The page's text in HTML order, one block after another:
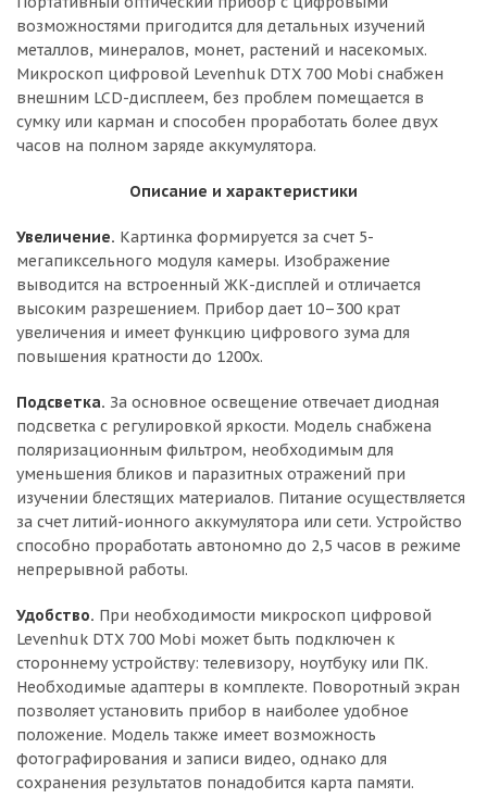
возможностями пригодится для детальных изучений
металлов, минералов, монет, растений и насекомых.
Микроскоп цифровой Levenhuk DTX 700 Mobi снабжен
внешним LCD-дисплеем, без проблем помещается в
сумку или карман и способен проработать более двух
часов на полном заряде аккумулятора.
Описание и характеристики
Увеличение. Картинка формируется за счет 5-
мегапиксельного модуля камеры. Изображение
выводится на встроенный ЖК-дисплей и отличается
высоким разрешением. Прибор дает 10–300 крат
увеличения и имеет функцию цифрового зума для
повышения кратности до 1200x.
Подсветка. За основное освещение отвечает диодная
подсветка с регулировкой яркости. Модель снабжена
поляризационным фильтром, необходимым для
уменьшения бликов и паразитных отражений при
изучении блестящих материалов. Питание осуществляется
за счет литий-ионного аккумулятора или сети. Устройство
способно проработать автономно до 2,5 часов в режиме
непрерывной работы.
Удобство. При необходимости микроскоп цифровой
Levenhuk DTX 700 Mobi может быть подключен к
стороннему устройству: телевизору, ноутбуку или ПК.
Необходимые адаптеры в комплекте. Поворотный экран
позволяет установить прибор в наиболее удобное
положение. Модель также имеет возможность
фотографирования и записи видео, однако для
сохранения результатов понадобится карта памяти.